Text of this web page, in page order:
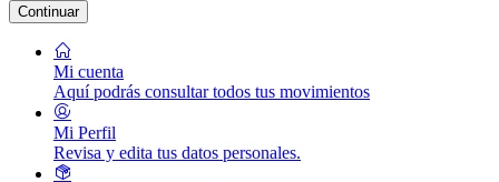
Continuar
Mi cuenta
Aquí podrás consultar todos tus movimientos
Mi Perfil
Revisa y edita tus datos personales.